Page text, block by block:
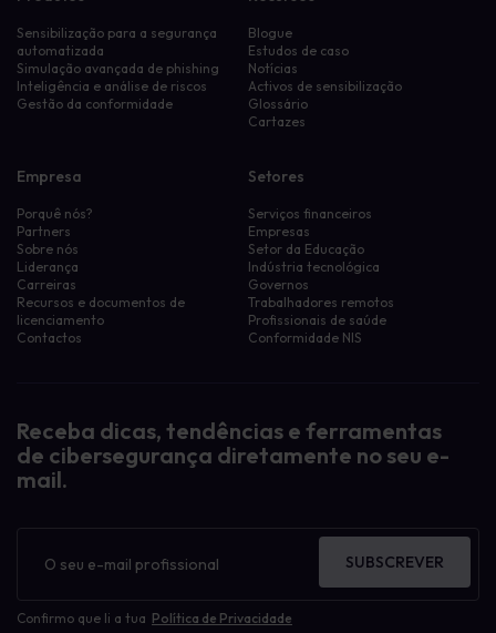
Sensibilização para a segurança
automatizada
Simulação avançada de phishing
Inteligência e análise de riscos
Gestão da conformidade
Blogue
Estudos de caso
Notícias
Activos de sensibilização
Glossário
Cartazes
Empresa
Porquê nós?
Partners
Sobre nós
Liderança
Carreiras
Recursos e documentos de
licenciamento
Contactos
Setores
Serviços financeiros
Empresas
Setor da Educação
Indústria tecnológica
Governos
Trabalhadores remotos
Profissionais de saúde
Conformidade NIS
Receba dicas, tendências e ferramentas
de cibersegurança diretamente no seu e-
mail.
informativo
Confirmo que li a tua Política de Privacidade
SUBSCREVER